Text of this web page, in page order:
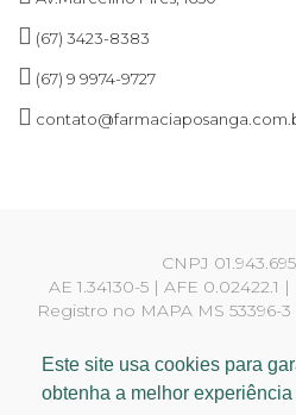
Este site usa cookies para
obtenha a melhor
(67) 3423-8383
(67) 9 9974-9727
CNPJ
AE 1.34130-5 | AFE 0.02422.1
Registro no MAPA MS 53396-
Yara Martins
Francielly Ferraz